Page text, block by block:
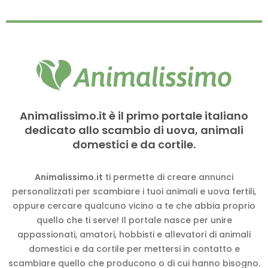
Animalissimo.it è il primo portale italiano
dedicato allo scambio di uova, animali
domestici e da cortile.
Animalissimo.it ti permette di creare annunci
personalizzati per scambiare i tuoi animali e uova fertili,
oppure cercare qualcuno vicino a te che abbia proprio
quello che ti serve! Il portale nasce per unire
appassionati, amatori, hobbisti e allevatori di animali
domestici e da cortile per mettersi in contatto e
scambiare quello che producono o di cui hanno bisogno.